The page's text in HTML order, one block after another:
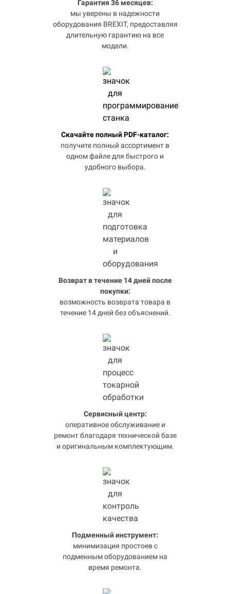
Гарантия 36 месяцев:
мы уверены в надежности
оборудования BREXIT, предоставляя
длительную гарантию на все
модели.
Скачайте полный PDF-каталог:
получите полный ассортимент в
одном файле для быстрого и
удобного выбора.
Возврат в течение 14 дней после
покупки:
возможность возврата товара в
течение 14 дней без объяснений.
Сервисный центр:
оперативное обслуживание и
ремонт благодаря технической базе
и оригинальным комплектующим.
Подменный инструмент:
минимизация простоев с
подменным оборудованием на
время ремонта.